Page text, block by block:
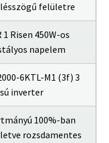
felületre
1 Risen 450W-os
napelem
6KTL-M1 (3f) 3
inverter
100%-ban
rozsdamentes